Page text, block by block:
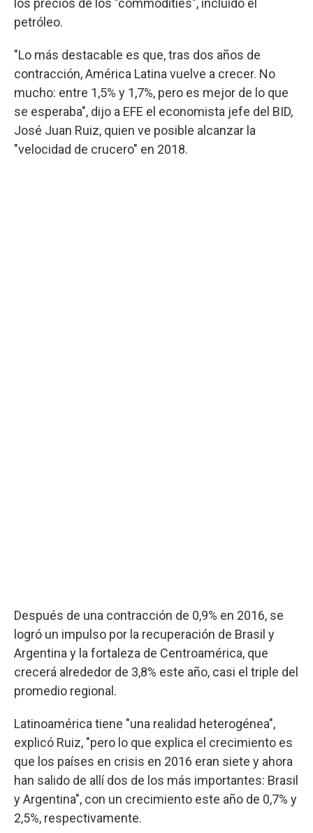
los precios de los "commodities", incluido el
petróleo.
"Lo más destacable es que, tras dos años de
contracción, América Latina vuelve a crecer. No
mucho: entre 1,5% y 1,7%, pero es mejor de lo que
se esperaba", dijo a EFE el economista jefe del BID,
José Juan Ruiz, quien ve posible alcanzar la
"velocidad de crucero" en 2018.
Después de una contracción de 0,9% en 2016, se
logró un impulso por la recuperación de Brasil y
Argentina y la fortaleza de Centroamérica, que
crecerá alrededor de 3,8% este año, casi el triple del
promedio regional.
Latinoamérica tiene "una realidad heterogénea",
explicó Ruiz, "pero lo que explica el crecimiento es
que los países en crisis en 2016 eran siete y ahora
han salido de allí dos de los más importantes: Brasil
y Argentina", con un crecimiento este año de 0,7% y
2,5%, respectivamente.